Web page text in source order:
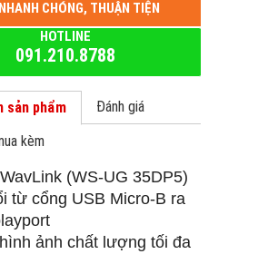
NHANH CHÓNG, THUẬN TIỆN
HOTLINE
091.210.8788
sản phẩm
Đánh giá
kèm
(WS-UG 35DP5)
từ cổng USB Micro-B ra
ảnh chất lượng tối đa